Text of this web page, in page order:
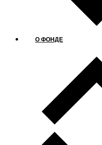
О ФОНДЕ